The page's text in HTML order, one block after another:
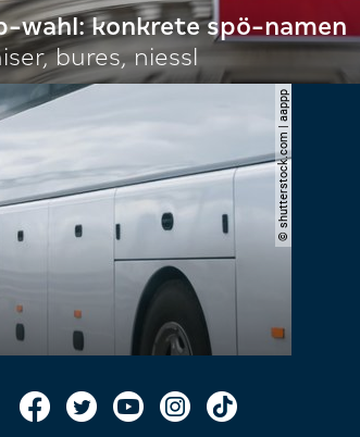
wahl: konkrete spö-namen
bures, niessl
© shutterstock.com | aappp